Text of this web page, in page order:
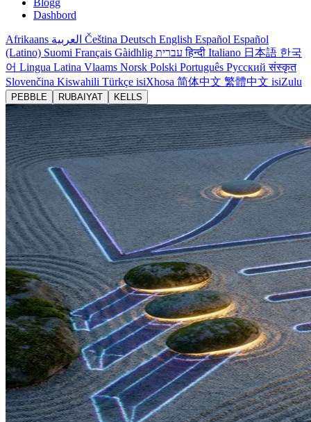
Blogg
Dashbord
Afrikaans Čeština Deutsch English Español Español
(Latino) Suomi Français Gàidhlig עבריתहिन्दी Italiano 日本語 한국
어 Lingua Latina Vlaams Norsk Polski Português Русскийसंस्कृत
Slovenčina Kiswahili Türkçe isiXhosa 简体中文 繁體中文 isiZulu
PEBBLE RUBAIYAT KELLS